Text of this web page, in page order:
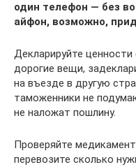
один телефон — без
айфон, возможно,
Декларируйте ценности
дорогие вещи,
на въезде в другую
таможенники не
не наложат пошлину.
Проверяйте
перевозите сколько